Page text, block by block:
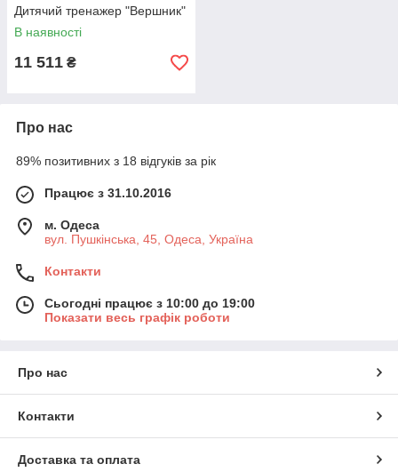
Дитячий тренажер "Вершник"
В наявності
11 511 ₴
Про нас
89% позитивних з 18 відгуків за рік
Працює з 31.10.2016
м. Одеса
вул. Пушкінська, 45, Одеса, Україна
Контакти
Сьогодні працює з 10:00 до 19:00
Показати весь графік роботи
Про нас
Контакти
Доставка та оплата